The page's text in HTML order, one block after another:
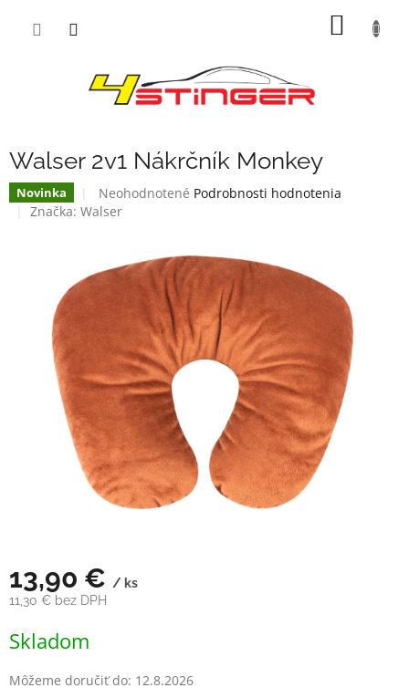
Walser 2v1 Nákrčník Monkey
Novinka
Priemerné
hodnotenie
z
hviezdičiek.
Neohodnotené Podrobnosti hodnotenia
Značka: Walser
13,90 € / ks
11,30 € bez DPH
cena:
Skladom
Môžeme doručiť do: 12.8.2026